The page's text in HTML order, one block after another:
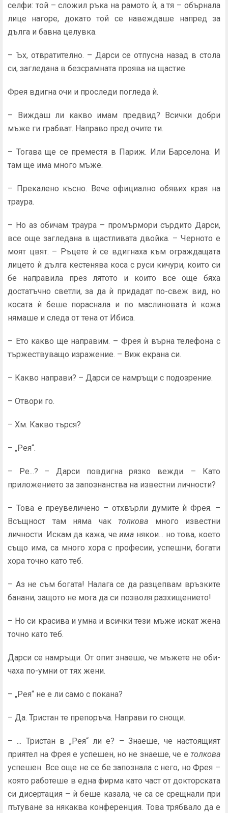
селфи: той – сложил ръка на рамото ѝ, а тя – обърнала
лице нагоре, докато той се навеждаше напред за
дълга и бавна целувка.
– Ъх, отвратително. – Дарси се отпусна назад в стола
си, загледана в безсрамната проява на щастие.
Фрея вдигна очи и проследи погледа ѝ.
– Виждаш ли какво имам предвид? Всички добри
мъже ги грабват. Направо пред очите ти.
– Тогава ще се преместя в Париж. Или Барселона. И
там ще има много мъже.
– Прекалено късно. Вече официално обявих края на
траура.
– Но аз обичам траура – промърмори сърдито Дарси,
все още загледана в щастливата двойка. – Черното е
моят цвят. – Ръцете ѝ се вдигнаха към ограждащата
лицето ѝ дълга кестенява коса с руси кичури, които си
бе направила през лятото и които все още бяха
достатъчно светли, за да ѝ придадат по-свеж вид, но
косата ѝ беше пораснала и по маслиновата ѝ кожа
нямаше и следа от тена от Ибиса.
– Ето какво ще направим. – Фрея ѝ върна телефона с
тържествуващо изражение. – Виж екрана си.
– Какво направи? – Дарси се намръщи с подозрение.
– Отвори го.
– Хм. Какво търся?
– „Рея“.
– Ре...? – Дарси повдигна рязко вежди. – Като
приложе­нието за запознанства на известни личности?
– Това е преувеличено – отхвърли думите ѝ Фрея. –
Всъщ­ност там няма чак толкова много известни
личности. Искам да кажа, чеима някои... но това, което
също има, са много хора с професии, успешни, богати
хора точно като теб.
– Аз не съм богата! Налага се да разцепвам връзките
банани, защото не мога да си позволя разхищението!
– Но си красива и умна и всички тези мъже искат жена
точно като теб.
Дарси се намръщи. От опит знаеше, че мъжете не оби­
чаха по-умни от тях жени.
– „Рея“ не е ли само с покана?
– Да. Тристан те препоръча. Направи го снощи.
– ... Тристан в „Рея“ ли е? – Знаеше, че настоящият
приятел на Фрея е успешен, но не знаеше, че е толкова
ус­пешен. Все още не се бе запознала с него, но Фрея –
която работеше в една фирма като част от докторската
си ди­сертация – ѝ беше казала, че са се срещнали при
пътуване за някаква конференция. Това трябвало да е